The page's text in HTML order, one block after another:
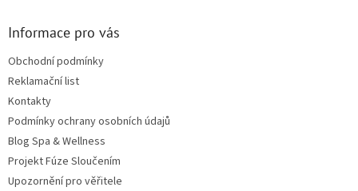
Informace pro vás
Obchodní podmínky
Reklamační list
Kontakty
Podmínky ochrany osobních údajů
Blog Spa & Wellness
Projekt Fúze Sloučením
Upozornění pro věřitele